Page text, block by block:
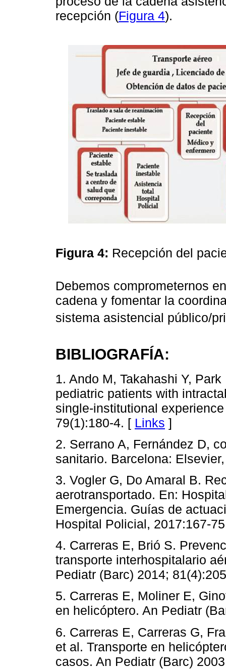
recepción (Figura 4).
Figura 4: Recepción del
Debemos comprometernos
cadena y fomentar la
sistema asistencial público/
BIBLIOGRAFÍA:
1. Ando M, Takahashi Y,
pediatric patients with
single-institutional
79(1):180-4. [ Links ]
2. Serrano A, Fernández D,
sanitario. Barcelona:
3. Vogler G, Do Amaral B.
aerotransportado. En:
Emergencia. Guías de
Hospital Policial, 2017:167-
4. Carreras E, Brió S.
transporte interhospitalario
Pediatr (Barc) 2014;
5. Carreras E, Moliner E,
en helicóptero. An Pediatr
6. Carreras E, Carreras G,
et al. Transporte en
casos. An Pediatr (Barc)